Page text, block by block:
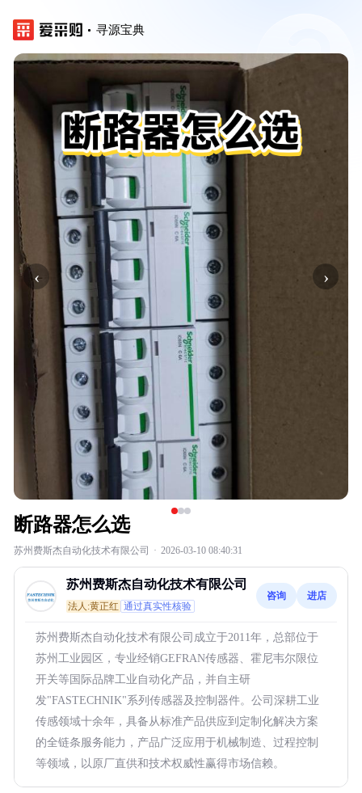
寻源宝典
‹ ›
断路器怎么选
苏州费斯杰自动化技术有限公司 · 2026-03-10 08:40:31
苏州费斯杰自动化技术有限公司
法人:黄正红 通过真实性核验
咨询 进店
苏州费斯杰自动化技术有限公司成立于2011年，总部位于
苏州工业园区，专业经销GEFRAN传感器、霍尼韦尔限位
开关等国际品牌工业自动化产品，并自主研
发"FASTECHNIK"系列传感器及控制器件。公司深耕工业
传感领域十余年，具备从标准产品供应到定制化解决方案
的全链条服务能力，产品广泛应用于机械制造、过程控制
等领域，以原厂直供和技术权威性赢得市场信赖。